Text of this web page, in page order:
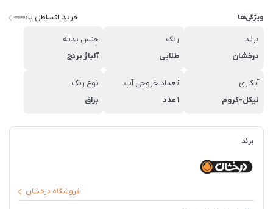
ویژگی‌ها خرید اقساطی با
برند
درخشان
رنگ
طلایی
جنس بدنه
آلیاژ برنج
آبکاری
نیکل-کروم
تعداد خروجی آب
1 عدد
نوع رنگ
براق
برند
فروشگاه درخشان